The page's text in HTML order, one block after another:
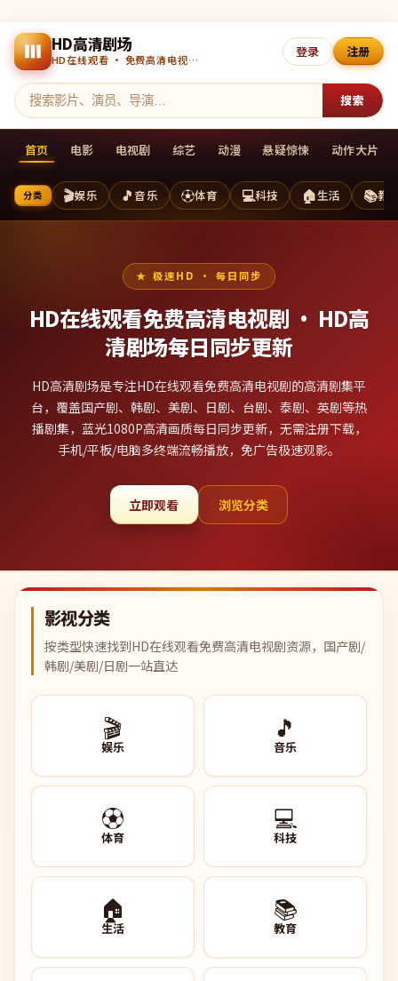
HD高清剧场
HD在线观看 · 免费高清电视剧 · 每日更新
搜索
登录 注册
首页 电影 电视剧 综艺 动漫 悬疑惊悚 动作大片
分类 🎬娱乐 🎵音乐 ⚽体育 💻科技 🏠生活 📚教
极速HD · 每日同步
HD在线观看免费高清电视剧 · HD高
清剧场每日同步更新
HD高清剧场是专注HD在线观看免费高清电视剧的高清剧集平
台，覆盖国产剧、韩剧、美剧、日剧、台剧、泰剧、英剧等热
播剧集，蓝光1080P高清画质每日同步更新，无需注册下载，
手机/平板/电脑多终端流畅播放，免广告极速观影。
立即观看 浏览分类
影视分类
按类型快速找到HD在线观看免费高清电视剧资源，国产剧/
韩剧/美剧/日剧一站直达
🎬
娱乐
🎵
音乐
⚽
体育
💻
科技
🏠
生活
📚
教育